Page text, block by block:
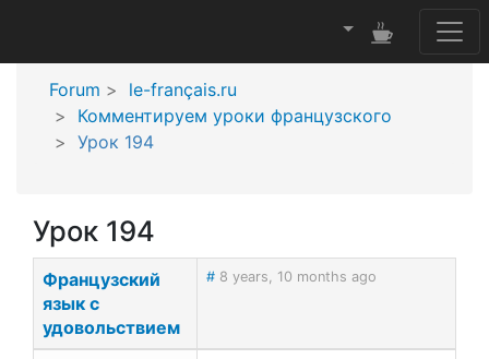
Forum
le-français.ru
Комментируем уроки французского
Урок 194
Урок 194
Французский
язык с
удовольствием
# 8 years, 10 months ago